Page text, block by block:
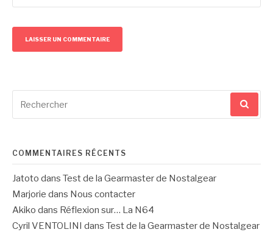
pour
COMMENTAIRES RÉCENTS
Jatoto dans Test de la Gearmaster de Nostalgear
Marjorie dans Nous contacter
Akiko dans Réflexion sur… La N64
Cyril VENTOLINI dans Test de la Gearmaster de Nostalgear